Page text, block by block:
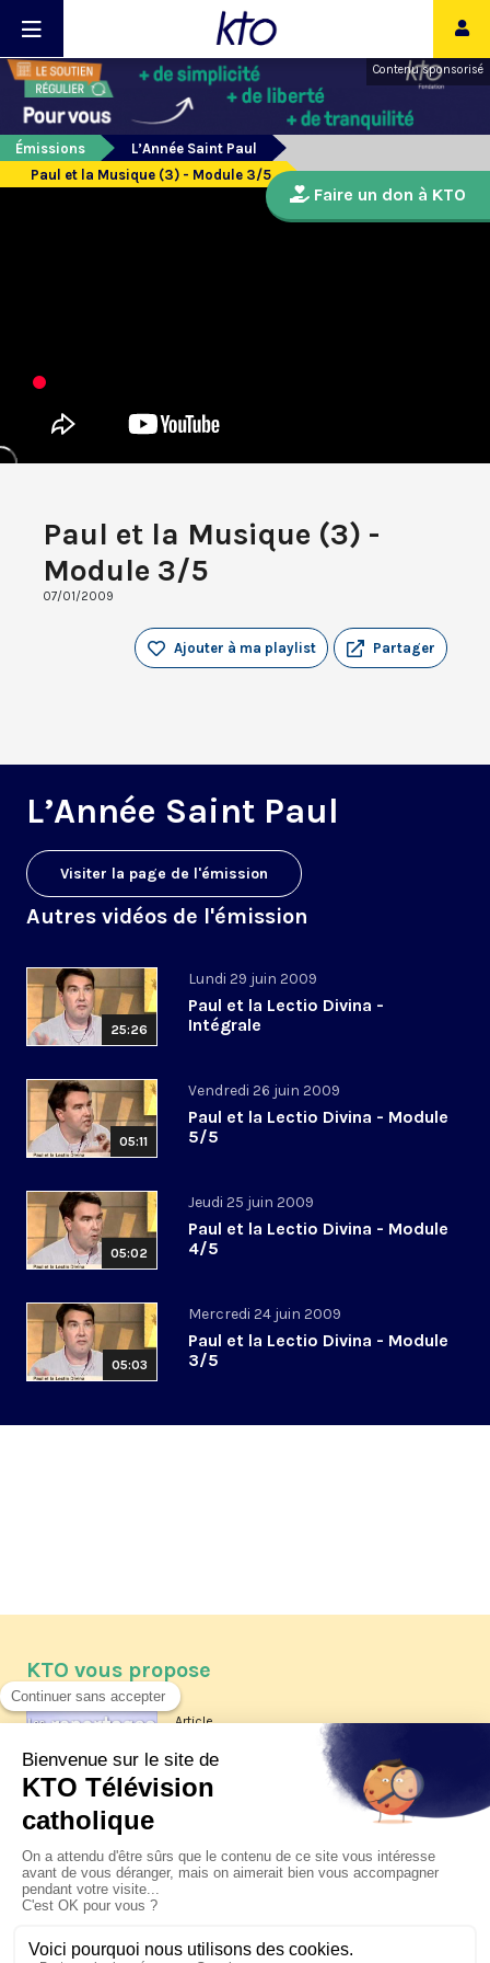
Contenu sponsorisé
Émissions
L’Année Saint Paul
Paul et la Musique (3) - Module 3/5
Paul et la Musique (3) -
Module 3/5
07/01/2009
Partager
Ajouter à ma playlist
L’Année Saint Paul
Visiter la page de l'émission
Autres vidéos de l'émission
25:26
Lundi 29 juin 2009
Paul et la Lectio Divina -
Intégrale
05:11
Vendredi 26 juin 2009
Paul et la Lectio Divina - Module
5/5
05:02
Jeudi 25 juin 2009
Paul et la Lectio Divina - Module
4/5
05:03
Mercredi 24 juin 2009
Paul et la Lectio Divina - Module
3/5
Faire un don à KTO
KTO vous propose
Article
Les reportages d'été 2026 de KTO
La visite pastorale du pape Léon
XIV à Assise à suivre sur KTO le
jeudi 6 août
Le pape en Uruguay, Argentine et